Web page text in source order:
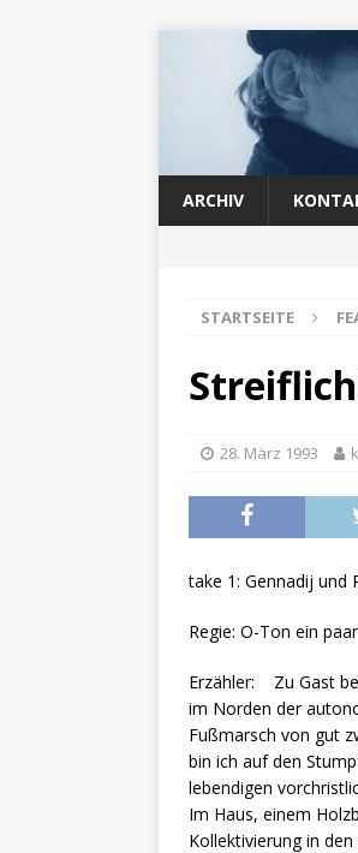
ARCHIV
STARTSEITE
28. März 1993
take 1: Gennadij und
Regie: O-Ton ein
Erzähler: Zu Gast
im Norden der
Fußmarsch von gut
bin ich auf den
lebendigen
Im Haus, einem
Kollektivierung in